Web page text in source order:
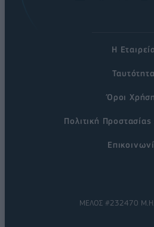
Η Εταιρεία
Ταυτότητα
Όροι
Πολιτική
ΜΕΛΟΣ #232470